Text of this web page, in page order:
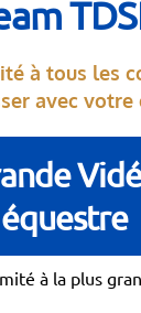
à tous les
avec votre
équestre
à la plus